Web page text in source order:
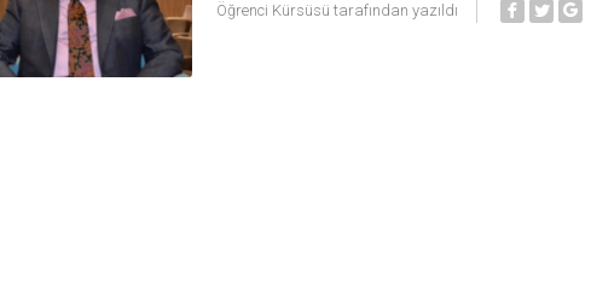
Öğrenci Kürsüsü tarafından yazıldı